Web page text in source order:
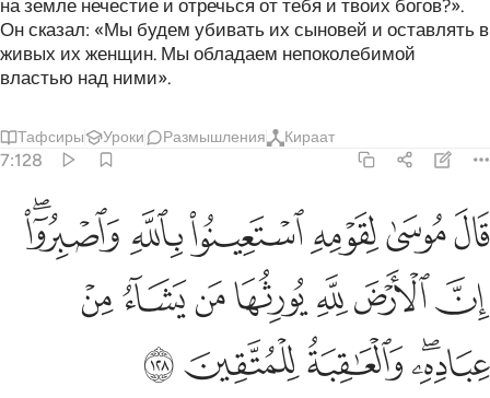
на земле нечестие и отречься от тебя и твоих богов?».
Он сказал: «Мы будем убивать их сыновей и оставлять в
живых их женщин. Мы обладаем непоколебимой
властью над ними».
Тафсиры Уроки Размышления Кираат
7:128
قال موسى لقومه استعينوا بالله واصبروا ان الارض لله يورثها من يشاء
قَالَ مُوسَىٰ لِقَوْمِهِ ٱسْتَعِينُوا۟ بِٱللَّهِ وَٱصْبِرُوٓا۟ ۖ إِنَّ ٱلْأَرْضَ لِلَّهِ يُورِثُهَا مَن
ﲘﲙﲚﲛﲜﲝﲞ
ﲟﲠﲡﲢﲣﲤﲥ
ﲦﲧﲨﲩﲪ